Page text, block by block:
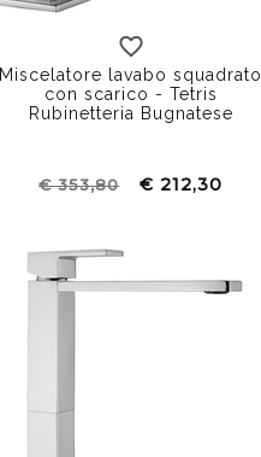
Miscelatore lavabo squadrato
con scarico - Tetris
Rubinetteria Bugnatese
€ 353,80 € 212,30